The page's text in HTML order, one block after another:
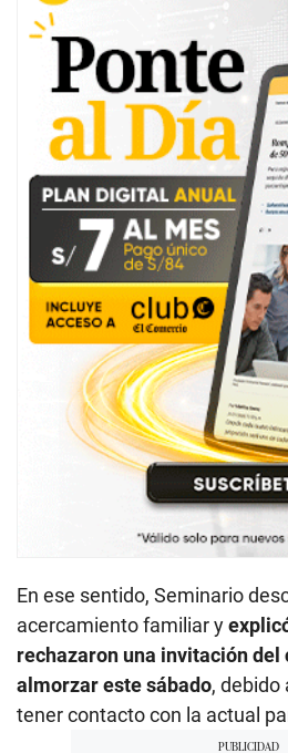
En ese sentido, Seminario
acercamiento familiar y
rechazaron una invitación del
almorzar este sábado, debido
tener contacto con la actual